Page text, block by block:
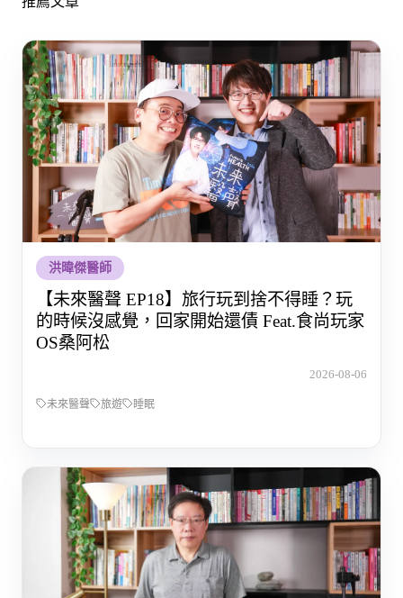
洪暐傑醫師
【未來醫聲 EP18】旅行玩到捨不得睡？玩
的時候沒感覺，回家開始還債 Feat.食尚玩家
OS桑阿松
2026-08-06
未來醫聲 旅遊 睡眠